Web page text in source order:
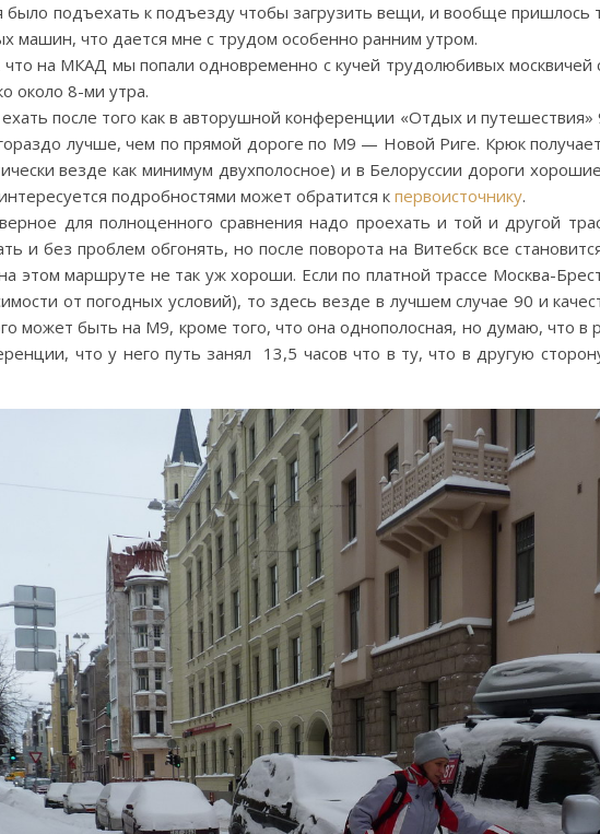
было подъехать к подъезду чтобы загрузить вещи, и вообще
машин, что дается мне с трудом особенно ранним утром.
что на МКАД мы попали одновременно с кучей трудолюбивых
около 8-ми утра.
после того как в авторушной конференции «Отдых и путешествия»
лучше, чем по прямой дороге по М9 — Новой Риге. Крюк
везде как минимум двухполосное) и в Белоруссии дороги
подробностями может обратится к первоисточнику.
для полноценного сравнения надо проехать и той и другой
и без проблем обгонять, но после поворота на Витебск все
этом маршруте не так уж хороши. Если по платной трассе Москва-
от погодных условий), то здесь везде в лучшем случае 90 и
может быть на М9, кроме того, что она однополосная, но думаю, что в
что у него путь занял 13,5 часов что в ту, что в другую